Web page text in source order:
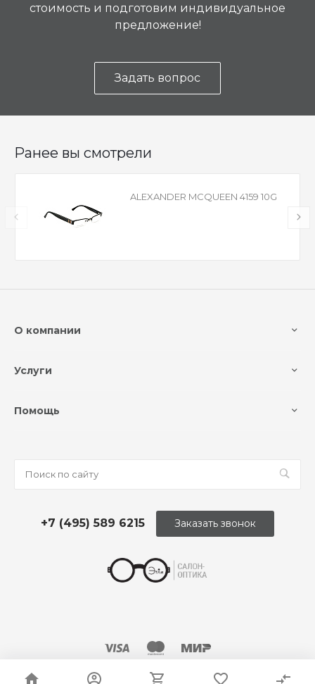
стоимость и подготовим индивидуальное
предложение!
Задать вопрос
Ранее вы смотрели
ALEXANDER MCQUEEN 4159 10G
О компании
Услуги
Помощь
+7 (495) 589 6215 Заказать звонок